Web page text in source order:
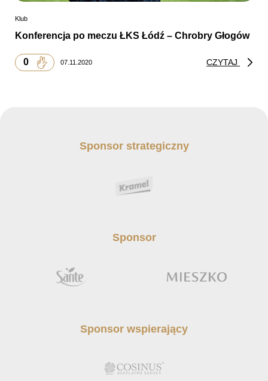
Klub
Konferencja po meczu ŁKS Łódź – Chrobry Głogów
0 07.11.2020 CZYTAJ
Sponsor strategiczny
Sponsor
Sponsor wspierający